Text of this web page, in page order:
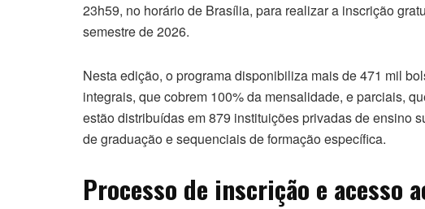
23h59, no horário de Brasília, para realizar a inscrição
semestre de 2026.
Nesta edição, o programa disponibiliza mais de 471 mil
integrais, que cobrem 100% da mensalidade, e parciais,
estão distribuídas em 879 instituições privadas de ensino
de graduação e sequenciais de formação específica.
Processo de inscrição e acesso